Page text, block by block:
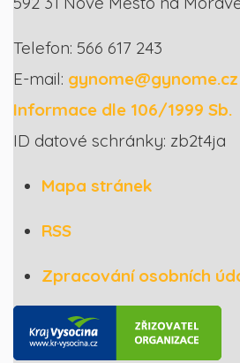
Telefon: 566 617 243
E-mail: gynome@gynome.cz
Informace dle 106/1999 Sb.
ID datové schránky: zb2t4ja
Mapa stránek
RSS
Zpracování osobních